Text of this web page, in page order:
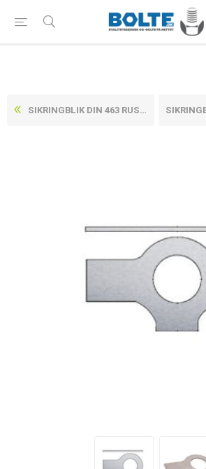
SIKRINGBLIK DIN 463 RUSTFRI-SYREFAST A4 MED 2 TAPPE M8 (Ø8,4X17X0,75) (25 STK) SIKRINGBLIK DIN 463